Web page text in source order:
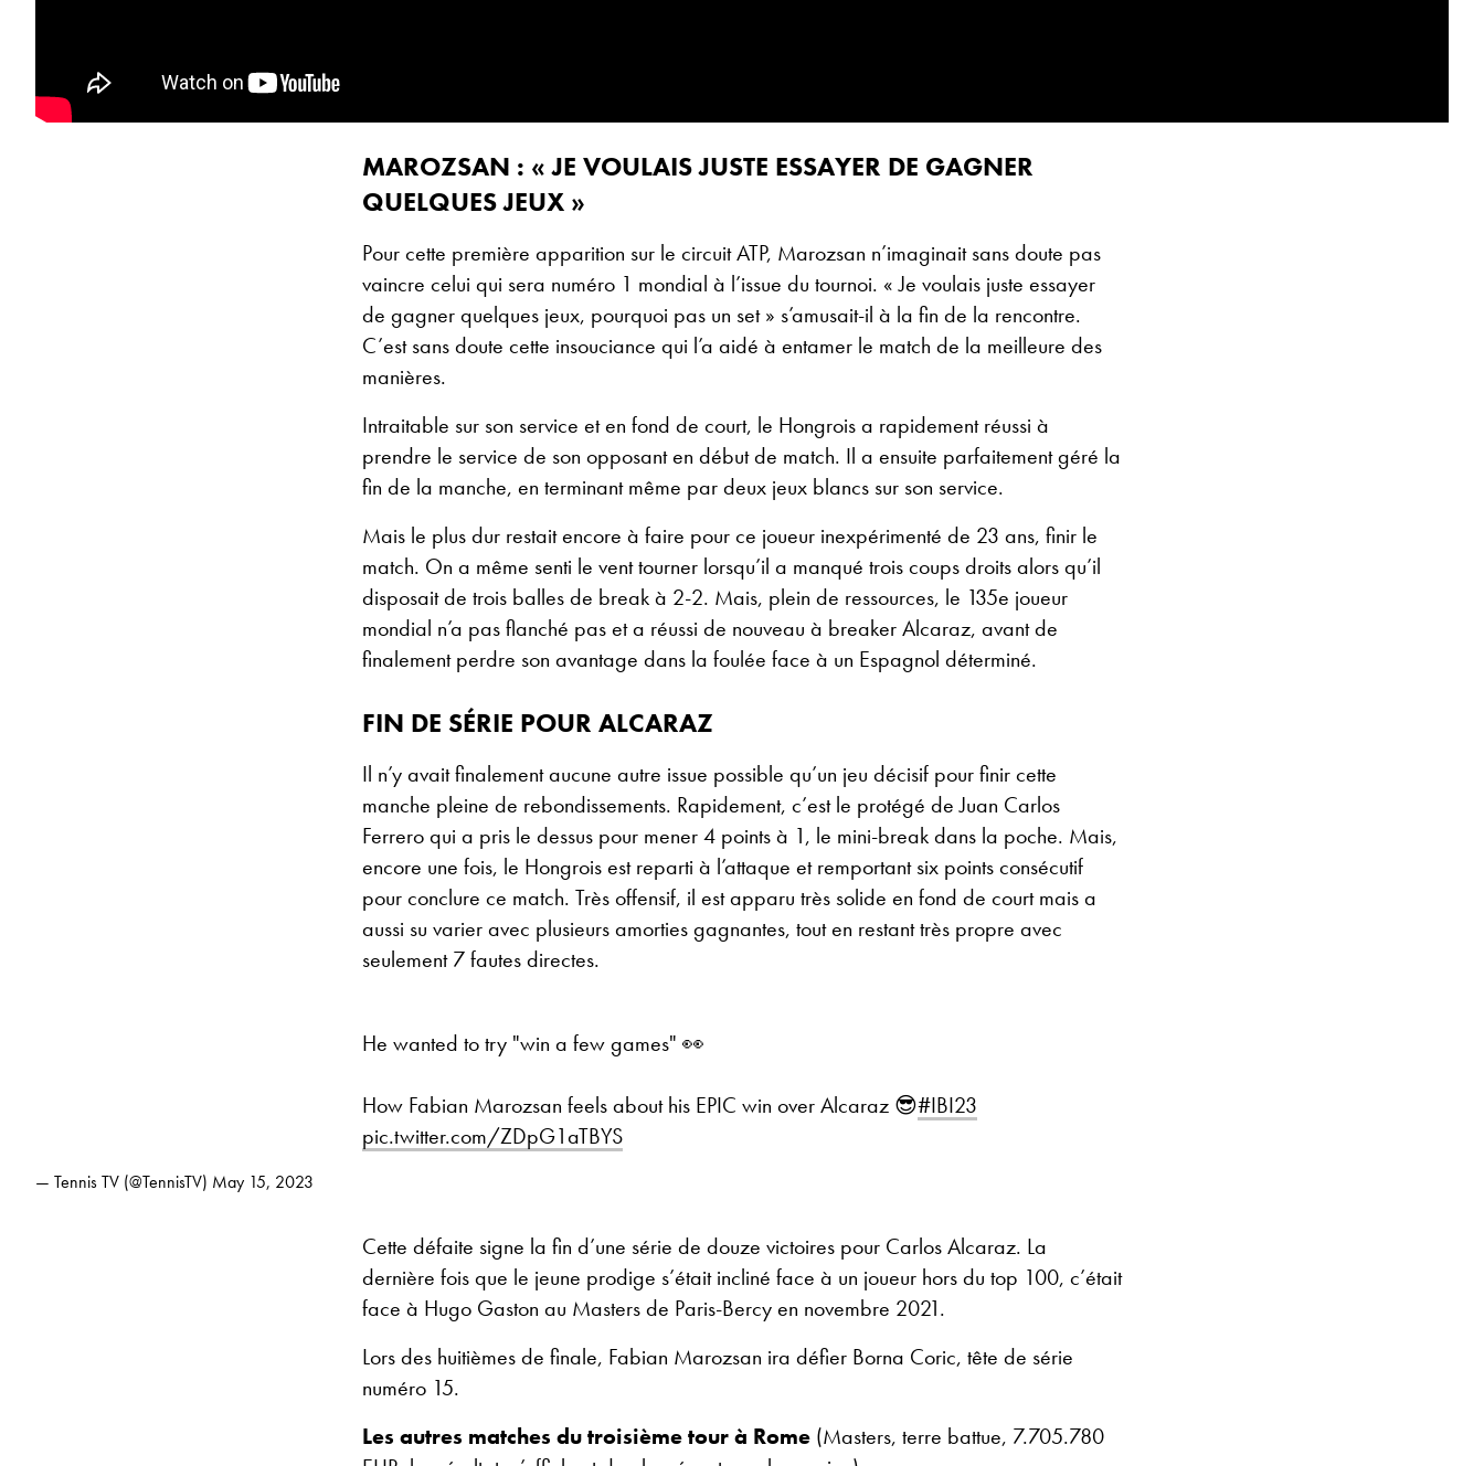
MAROZSAN : « JE VOULAIS JUSTE ESSAYER DE GAGNER
QUELQUES JEUX »
Pour cette première apparition sur le circuit ATP, Marozsan n’imaginait sans doute pas
vaincre celui qui sera numéro 1 mondial à l’issue du tournoi. « Je voulais juste essayer
de gagner quelques jeux, pourquoi pas un set » s’amusait-il à la fin de la rencontre.
C’est sans doute cette insouciance qui l’a aidé à entamer le match de la meilleure des
manières.
Intraitable sur son service et en fond de court, le Hongrois a rapidement réussi à
prendre le service de son opposant en début de match. Il a ensuite parfaitement géré la
fin de la manche, en terminant même par deux jeux blancs sur son service.
Mais le plus dur restait encore à faire pour ce joueur inexpérimenté de 23 ans, finir le
match. On a même senti le vent tourner lorsqu’il a manqué trois coups droits alors qu’il
disposait de trois balles de break à 2-2. Mais, plein de ressources, le 135e joueur
mondial n’a pas flanché pas et a réussi de nouveau à breaker Alcaraz, avant de
finalement perdre son avantage dans la foulée face à un Espagnol déterminé.
FIN DE SÉRIE POUR ALCARAZ
Il n’y avait finalement aucune autre issue possible qu’un jeu décisif pour finir cette
manche pleine de rebondissements. Rapidement, c’est le protégé de Juan Carlos
Ferrero qui a pris le dessus pour mener 4 points à 1, le mini-break dans la poche. Mais,
encore une fois, le Hongrois est reparti à l’attaque et remportant six points consécutif
pour conclure ce match. Très offensif, il est apparu très solide en fond de court mais a
aussi su varier avec plusieurs amorties gagnantes, tout en restant très propre avec
seulement 7 fautes directes.
He wanted to try "win a few games" 👀
How Fabian Marozsan feels about his EPIC win over Alcaraz 😎#IBI23
pic.twitter.com/ZDpG1aTBYS
— Tennis TV (@TennisTV) May 15, 2023
Cette défaite signe la fin d’une série de douze victoires pour Carlos Alcaraz. La
dernière fois que le jeune prodige s’était incliné face à un joueur hors du top 100, c’était
face à Hugo Gaston au Masters de Paris-Bercy en novembre 2021.
Lors des huitièmes de finale, Fabian Marozsan ira défier Borna Coric, tête de série
numéro 15.
Les autres matches du troisième tour à Rome (Masters, terre battue, 7.705.780